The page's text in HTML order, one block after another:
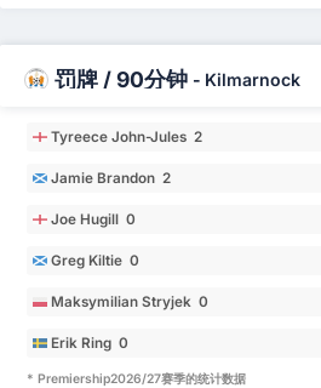
罚牌 / 90分钟 - Kilmarnock
Tyreece John-Jules 2
Jamie Brandon 2
Joe Hugill 0
Greg Kiltie 0
Maksymilian Stryjek 0
Erik Ring 0
* Premiership2026/27赛季的统计数据